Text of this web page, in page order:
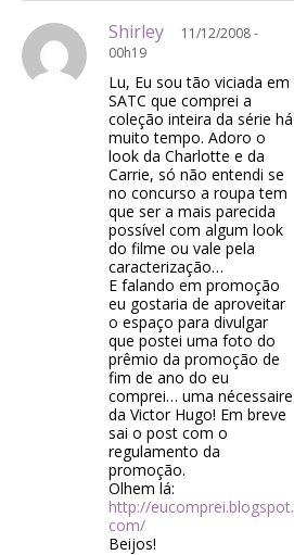
Shirley
11/12/2008 -
00h19
Lu, Eu sou tão viciada em
SATC que comprei a
coleção inteira da série há
muito tempo. Adoro o
look da Charlotte e da
Carrie, só não entendi se
no concurso a roupa tem
que ser a mais parecida
possível com algum look
do filme ou vale pela
caracterização…
E falando em promoção
eu gostaria de aproveitar
o espaço para divulgar
que postei uma foto do
prêmio da promoção de
fim de ano do eu
comprei… uma nécessaire
da Victor Hugo! Em breve
sai o post com o
regulamento da
promoção.
Olhem lá:
http://eucomprei.blogspot.
com/
Beijos!